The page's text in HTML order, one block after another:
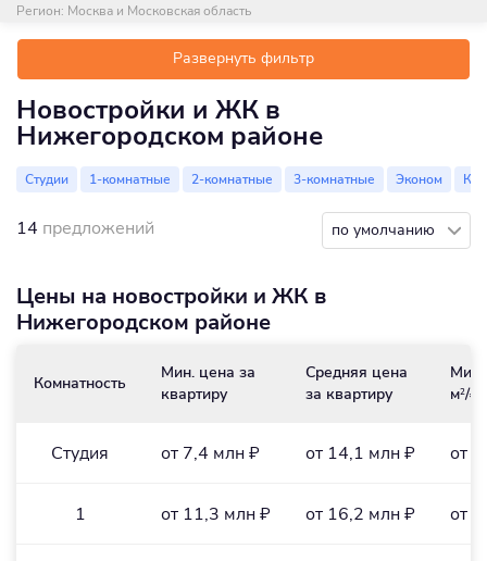
Регион: Москва и Московская область
Развернуть фильтр
Новостройки и ЖК в
Нижегородском районе
Студии 1-комнатные 2-комнатные 3-комнатные Эконом
14 предложений по умолчанию
Цены на новостройки и ЖК в
Нижегородском районе
Комнатность
Мин. цена за
квартиру
Средняя цена
за квартиру
Мин.
м2/₽
Студия от 7,4 млн ₽ от 14,1 млн ₽ от
1 от 11,3 млн ₽ от 16,2 млн ₽ от